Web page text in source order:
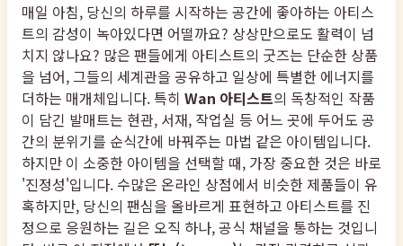
매일 아침, 당신의 하루를 시작하는 공간에 좋아하는 아티스
트의 감성이 녹아있다면 어떨까요? 상상만으로도 활력이 넘
치지 않나요? 많은 팬들에게 아티스트의 굿즈는 단순한 상품
을 넘어, 그들의 세계관을 공유하고 일상에 특별한 에너지를
더하는 매개체입니다. 특히 Wan 아티스트의 독창적인 작품
이 담긴 발매트는 현관, 서재, 작업실 등 어느 곳에 두어도 공
간의 분위기를 순식간에 바꿔주는 마법 같은 아이템입니다.
하지만 이 소중한 아이템을 선택할 때, 가장 중요한 것은 바로
'진정성'입니다. 수많은 온라인 상점에서 비슷한 제품들이 유
혹하지만, 당신의 팬심을 올바르게 표현하고 아티스트를 진
정으로 응원하는 길은 오직 하나, 공식 채널을 통하는 것입니